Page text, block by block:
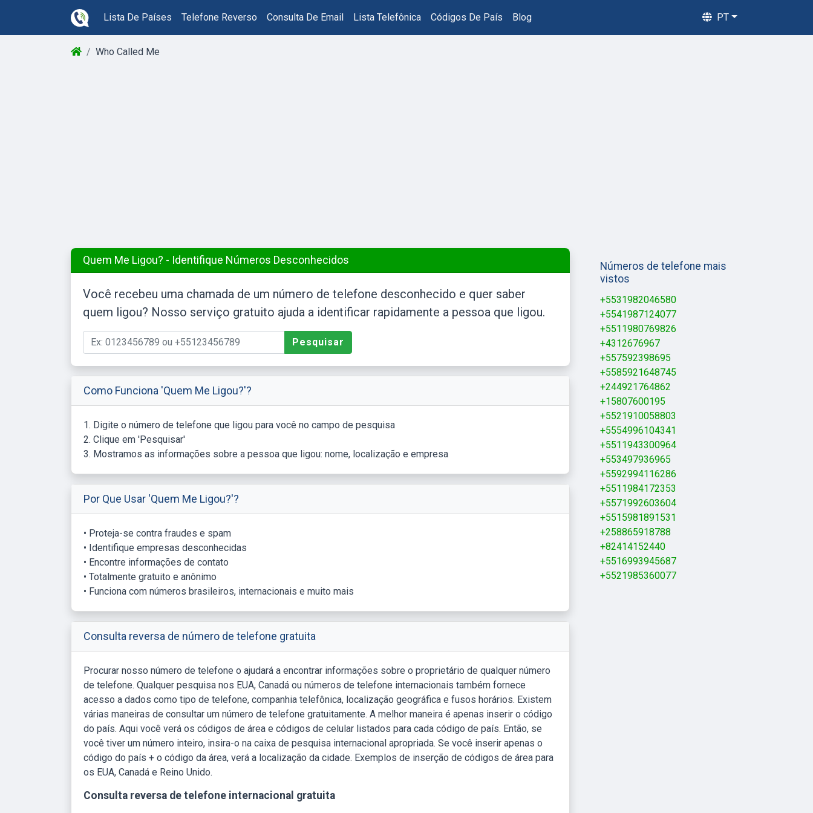
Lista De Países Telefone Reverso Consulta De Email Lista Telefônica Códigos De País Blog PT
Who Called Me
Quem Me Ligou? - Identifique Números Desconhecidos
Você recebeu uma chamada de um número de telefone desconhecido e quer saber
quem ligou? Nosso serviço gratuito ajuda a identificar rapidamente a pessoa que ligou.
Pesquisar
Como Funciona 'Quem Me Ligou?'?
1. Digite o número de telefone que ligou para você no campo de pesquisa
2. Clique em 'Pesquisar'
3. Mostramos as informações sobre a pessoa que ligou: nome, localização e empresa
Por Que Usar 'Quem Me Ligou?'?
• Proteja-se contra fraudes e spam
• Identifique empresas desconhecidas
• Encontre informações de contato
• Totalmente gratuito e anônimo
• Funciona com números brasileiros, internacionais e muito mais
Consulta reversa de número de telefone gratuita
Procurar nosso número de telefone o ajudará a encontrar informações sobre o proprietário de qualquer número
de telefone. Qualquer pesquisa nos EUA, Canadá ou números de telefone internacionais também fornece
acesso a dados como tipo de telefone, companhia telefônica, localização geográfica e fusos horários. Existem
várias maneiras de consultar um número de telefone gratuitamente. A melhor maneira é apenas inserir o código
do país. Aqui você verá os códigos de área e códigos de celular listados para cada código de país. Então, se
você tiver um número inteiro, insira-o na caixa de pesquisa internacional apropriada. Se você inserir apenas o
código do país + o código da área, verá a localização da cidade. Exemplos de inserção de códigos de área para
os EUA, Canadá e Reino Unido.
Consulta reversa de telefone internacional gratuita
Números de telefone mais
vistos
+5531982046580
+5541987124077
+5511980769826
+4312676967
+557592398695
+5585921648745
+244921764862
+15807600195
+5521910058803
+5554996104341
+5511943300964
+553497936965
+5592994116286
+5511984172353
+5571992603604
+5515981891531
+258865918788
+82414152440
+5516993945687
+5521985360077